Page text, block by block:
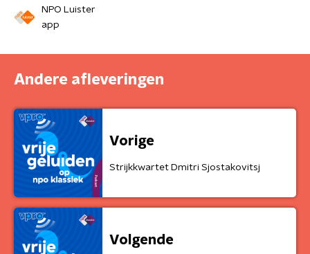
NPO Luister
app
Andere afleveringen
Vorige
Strijkkwartet Dmitri Sjostakovitsj
Volgende